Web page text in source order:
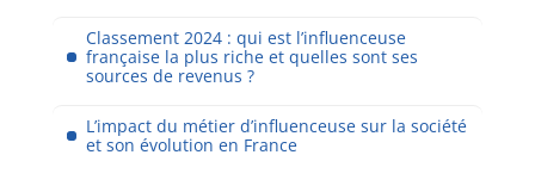
Classement 2024 : qui est l’influenceuse
française la plus riche et quelles sont ses
sources de revenus ?
L’impact du métier d’influenceuse sur la société
et son évolution en France